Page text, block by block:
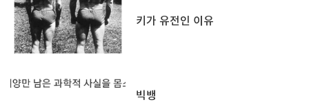
키가 유전인 이유
빅뱅